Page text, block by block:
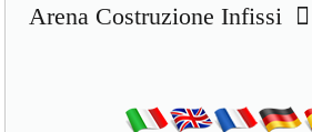
Arena Costruzione Infissi